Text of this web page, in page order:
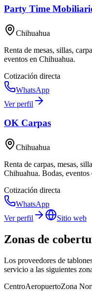
Party Time
Chihuahua
Renta de mesas, sillas,
eventos en Chihuahua.
Cotización directa
WhatsApp
Ver perfil
OK Carpas
Chihuahua
Renta de carpas, mesas,
Chihuahua. Bodas,
Cotización directa
WhatsApp
Ver perfil
Sitio web
Zonas de
Los proveedores de
servicio a las siguientes
CentroAeropuertoZona